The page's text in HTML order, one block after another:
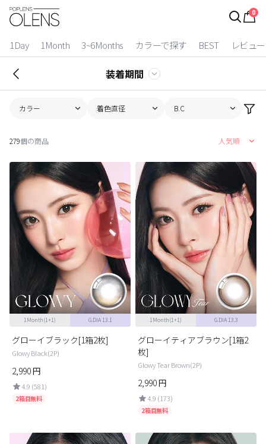
0
1Day 1Month 3~6Months カラーで探す BEST レビュー
ログイン
カラコン比較
今月限定特典
ベスト
カラコン
装着期間
2 Weeks
1 Month
3~6 Months
よりどりキット
カラー
ブラウン
チョコ
グレー
ブラック
グリーン
ブルー
ピンク
透明
乱視用
ハロウィンカラコン
装着期間
カラー 着色直径 B.C
279個の商品 人気順
1Month(1+1) G.DIA 13.1
グローイブラック[1箱2枚]
Glowy Black(2P)
2,990円
4.9 (581)
2箱目無料
1Month(1+1) G.DIA 13.3
グローイティアブラウン[1箱2
枚]
Glowy Tear Brown(2P)
2,990円
4.9 (173)
2箱目無料